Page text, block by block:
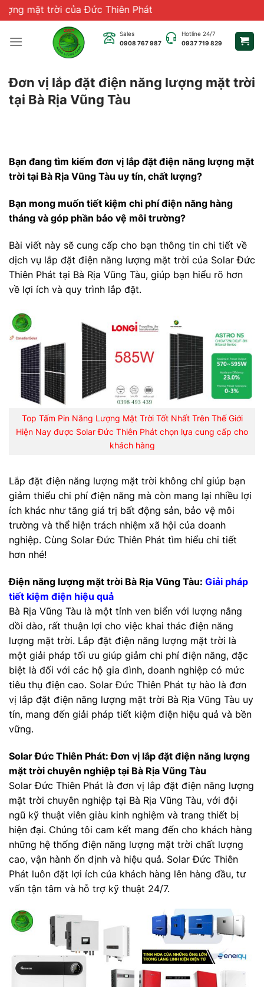
Chuyển
đến
nội
Đức Thiên Phát
Sales
0908 767 987
Hotline 24/7
0937 719 829
Đơn vị lắp đặt điện năng lượng mặt trời
tại Bà Rịa Vũng Tàu
Bạn đang tìm kiếm đơn vị lắp đặt điện năng lượng mặt
trời tại Bà Rịa Vũng Tàu uy tín, chất lượng?
Bạn mong muốn tiết kiệm chi phí điện năng hàng
tháng và góp phần bảo vệ môi trường?
Bài viết này sẽ cung cấp cho bạn thông tin chi tiết về
dịch vụ lắp đặt điện năng lượng mặt trời của Solar Đức
Thiên Phát tại Bà Rịa Vũng Tàu, giúp bạn hiểu rõ hơn
về lợi ích và quy trình lắp đặt.
Top Tấm Pin Năng Lượng Mặt Trời Tốt Nhất Trên Thế Giới
Hiện Nay được Solar Đức Thiên Phát chọn lựa cung cấp cho
khách hàng
Lắp đặt điện năng lượng mặt trời không chỉ giúp bạn
giảm thiểu chi phí điện năng mà còn mang lại nhiều lợi
ích khác như tăng giá trị bất động sản, bảo vệ môi
trường và thể hiện trách nhiệm xã hội của doanh
nghiệp. Cùng Solar Đức Thiên Phát tìm hiểu chi tiết
hơn nhé!
Điện năng lượng mặt trời Bà Rịa Vũng Tàu: Giải pháp
tiết kiệm điện hiệu quả
Bà Rịa Vũng Tàu là một tỉnh ven biển với lượng nắng
dồi dào, rất thuận lợi cho việc khai thác điện năng
lượng mặt trời. Lắp đặt điện năng lượng mặt trời là
một giải pháp tối ưu giúp giảm chi phí điện năng, đặc
biệt là đối với các hộ gia đình, doanh nghiệp có mức
tiêu thụ điện cao. Solar Đức Thiên Phát tự hào là đơn
vị lắp đặt điện năng lượng mặt trời Bà Rịa Vũng Tàu uy
tín, mang đến giải pháp tiết kiệm điện hiệu quả và bền
vững.
Solar Đức Thiên Phát: Đơn vị lắp đặt điện năng lượng
mặt trời chuyên nghiệp tại Bà Rịa Vũng Tàu
Solar Đức Thiên Phát là đơn vị lắp đặt điện năng lượng
mặt trời chuyên nghiệp tại Bà Rịa Vũng Tàu, với đội
ngũ kỹ thuật viên giàu kinh nghiệm và trang thiết bị
hiện đại. Chúng tôi cam kết mang đến cho khách hàng
những hệ thống điện năng lượng mặt trời chất lượng
cao, vận hành ổn định và hiệu quả. Solar Đức Thiên
Phát luôn đặt lợi ích của khách hàng lên hàng đầu, tư
vấn tận tâm và hỗ trợ kỹ thuật 24/7.